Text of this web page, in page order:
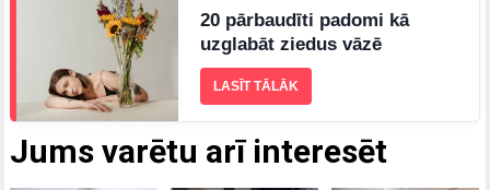
Jums varētu arī interesēt
20 pārbaudīti padomi kā
uzglabāt ziedus vāzē
LASĪT TĀLĀK